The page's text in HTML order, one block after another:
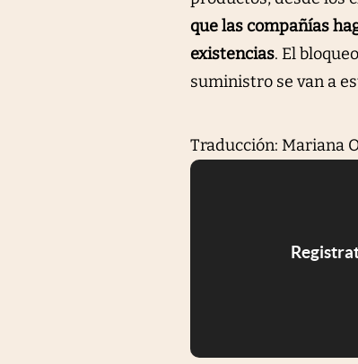
que las compañías
existencias. El
suministro se van a
Traducción: Mariana